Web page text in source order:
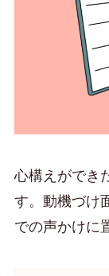
心構えができ
す。動機づけ
での声かけに